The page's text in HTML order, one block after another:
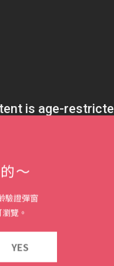
～
驗證彈窗
覽。
YES